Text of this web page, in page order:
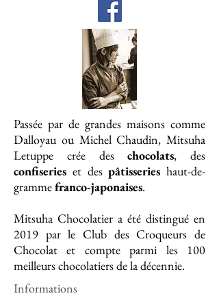
Passée par de grandes maisons comme
Dalloyau ou Michel Chaudin, Mitsuha
Letuppe crée deschocolats, des
confiseries et despâtisseries haut-de-
grammefranco-japonaises.
Mitsuha Chocolatier a été distingué en
2019 par le Club des Croqueurs de
Chocolat et compte parmi les 100
meilleurs chocolatiers de la décennie.
Informations